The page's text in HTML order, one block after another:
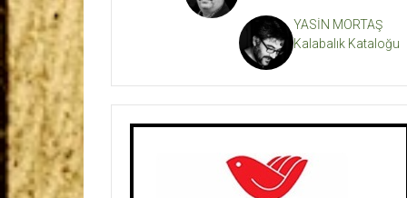
YASİN MORTAŞ
Kalabalık Kataloğu